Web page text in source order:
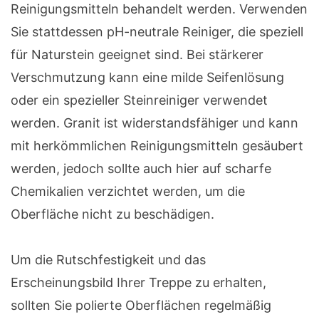
Reinigungsmitteln behandelt werden. Verwenden
Sie stattdessen pH-neutrale Reiniger, die speziell
für Naturstein geeignet sind. Bei stärkerer
Verschmutzung kann eine milde Seifenlösung
oder ein spezieller Steinreiniger verwendet
werden. Granit ist widerstandsfähiger und kann
mit herkömmlichen Reinigungsmitteln gesäubert
werden, jedoch sollte auch hier auf scharfe
Chemikalien verzichtet werden, um die
Oberfläche nicht zu beschädigen.
Um die Rutschfestigkeit und das
Erscheinungsbild Ihrer Treppe zu erhalten,
sollten Sie polierte Oberflächen regelmäßig